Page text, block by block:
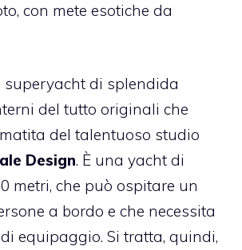
con mete esotiche da
di splendida
del tutto originali che
del talentuoso studio
Design. È una yacht di
metri, che può ospitare un
a bordo e che necessita
equipaggio. Si tratta, quindi,